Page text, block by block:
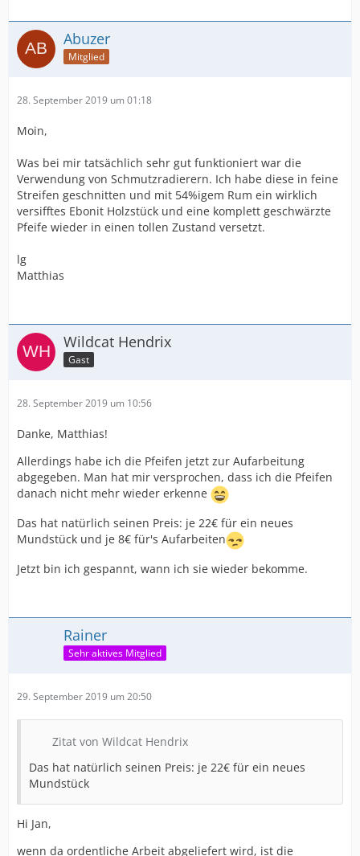
etwas ausgeglichen... und nachdunkeln tut's allemal...
Du brauchst eigentlich nur ein altes Stückchen T-Shirt
und einen gefühlvollen Zeigefinger... und los geht die
halbes Minütchen trocknen lassen... nochmal... und
dann keiner mehr und immer mehr draufdrücken, und
Vorteil: "Handmade"... mit einer gegenüber der Dremel-
Methode deutlich besseren CO2Bilanz...
Gestern war ich im örtlichen Fachgeschäft. Dort
Mundstücke.
Das ist natürlich der Königsweg !
Happy puffing,
Abuzer
Mitglied
28. September 2019 um 01:18
Moin,
Was bei mir tatsächlich sehr gut funktioniert war die
Verwendung von Schmutzradierern. Ich habe diese in feine
Streifen geschnitten und mit 54%igem Rum ein wirklich
versifftes Ebonit Holzstück und eine komplett geschwärzte
Pfeife wieder in einen tollen Zustand versetzt.
lg
Matthias
Wildcat Hendrix
Gast
28. September 2019 um 10:56
Danke, Matthias!
Allerdings habe ich die Pfeifen jetzt zur Aufarbeitung
abgegeben. Man hat mir versprochen, dass ich die Pfeifen
danach nicht mehr wieder erkenne
Das hat natürlich seinen Preis: je 22€ für ein neues
Mundstück und je 8€ für's Aufarbeiten
Jetzt bin ich gespannt, wann ich sie wieder bekomme.
Rainer
Sehr aktives Mitglied
29. September 2019 um 20:50
Zitat von Wildcat Hendrix
Das hat natürlich seinen Preis: je 22€ für ein neues
Mundstück
Hi Jan,
wenn da ordentliche Arbeit abgeliefert wird, ist die